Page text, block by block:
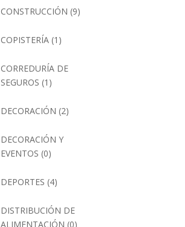
CONSTRUCCIÓN (9)
COPISTERÍA (1)
CORREDURÍA DE
SEGUROS (1)
DECORACIÓN (2)
DECORACIÓN Y
EVENTOS (0)
DEPORTES (4)
DISTRIBUCIÓN DE
ALIMENTACIÓN (0)